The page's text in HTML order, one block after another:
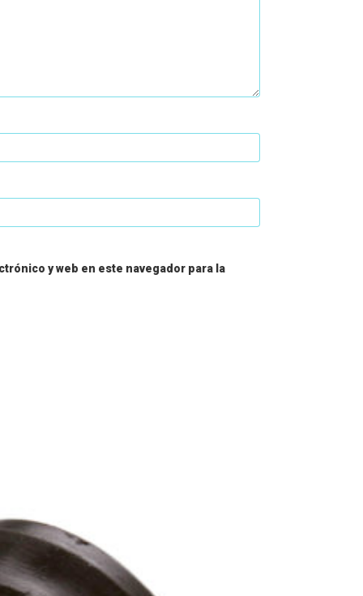
y web en este navegador para la